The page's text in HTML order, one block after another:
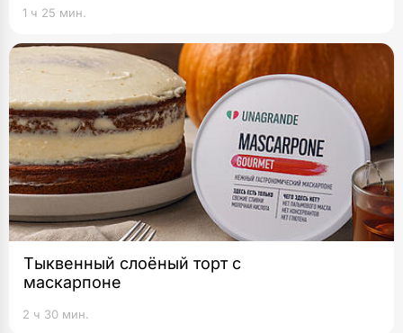
1 ч 25 мин.
Тыквенный слоёный торт с
маскарпоне
2 ч 30 мин.